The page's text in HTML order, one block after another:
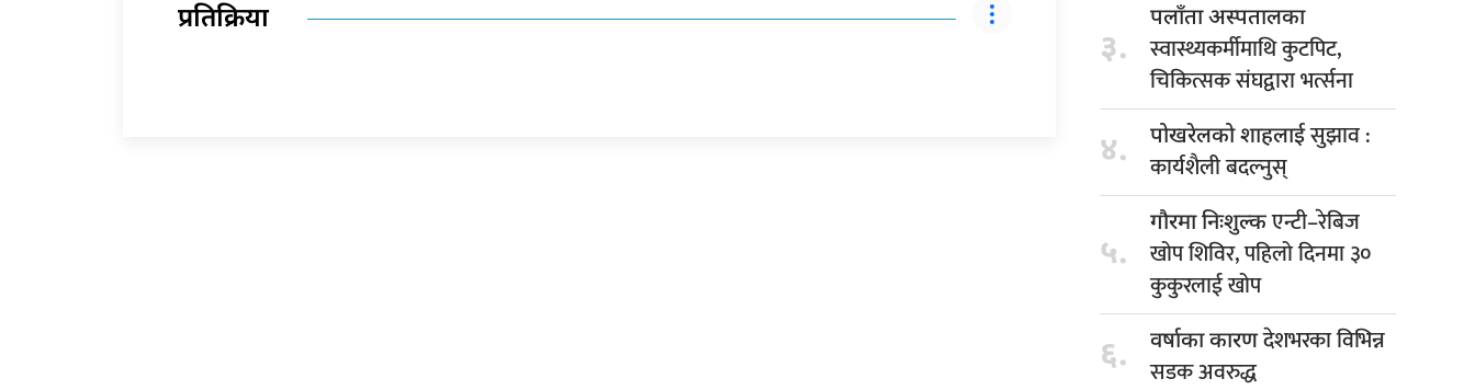
प्रतिक्रिया
३.
पलाँता अस्पतालका
स्वास्थ्यकर्मीमाथि कुटपिट,
चिकित्सक संघद्वारा भर्त्सना
४. पोखरेलको शाहलाईसुझाव :
कार्यशैली बदल्नुस्
५.
गौरमा निःशुल्कएन्टी–रेबिज
खोप शिविर, पहिलो दिनमा ३०
कुकुरलाई खोप
६. वर्षाका कारणदेशभरका विभिन्न
सडक अवरुद्ध